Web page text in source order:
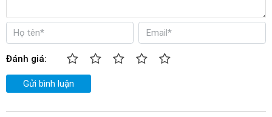
Kích thước Chiều dài máy 17,3cm
Trọng lượng 1,2kg
Đánh giá:
Gửi bình luận